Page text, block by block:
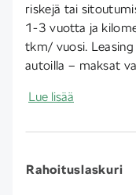
riskejä tai
1-3 vuotta ja
tkm/ vuosi.
autoilla – maksat
Lue lisää
Rahoituslaskuri